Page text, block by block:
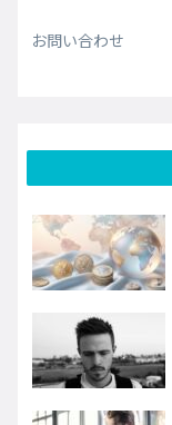
お問い合わせ